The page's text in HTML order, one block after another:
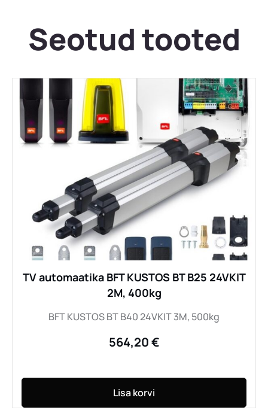
Seotud tooted
TV automaatika BFT KUSTOS BT B25 24VKIT
2M, 400kg
BFT KUSTOS BT B40 24VKIT 3M, 500kg
564,20€
Lisa korvi